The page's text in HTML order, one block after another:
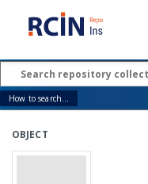
How to search...
OBJECT